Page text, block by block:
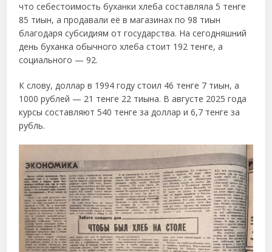
что себестоимость буханки хлеба составляла 5 тенге
85 тиын, а продавали её в магазинах по 98 тиын
благодаря субсидиям от государства. На сегодняшний
день буханка обычного хлеба стоит 192 тенге, а
социального — 92.
К слову, доллар в 1994 году стоил 46 тенге 7 тиын, а
1000 рублей — 21 тенге 22 тиына. В августе 2025 года
курсы составляют 540 тенге за доллар и 6,7 тенге за
рубль.